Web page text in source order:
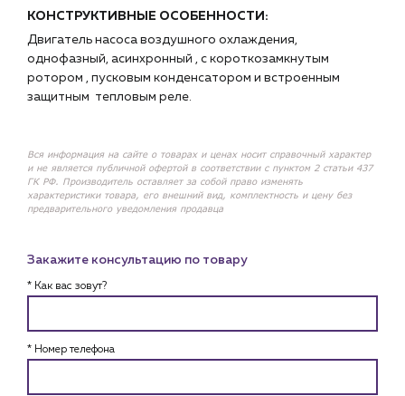
КОНСТРУКТИВНЫЕ ОСОБЕННОСТИ:
Двигатель насоса воздушного охлаждения,
однофазный, асинхронный , с короткозамкнутым
ротором , пусковым конденсатором и встроенным
защитным тепловым реле.
Вся информация на сайте о товарах и ценах носит справочный характер
и не является публичной офертой в соответствии с пунктом 2 статьи 437
ГК РФ. Производитель оставляет за собой право изменять
характеристики товара, его внешний вид, комплектность и цену без
предварительного уведомления продавца
Закажите консультацию по товару
* Как вас зовут?
* Номер телефона